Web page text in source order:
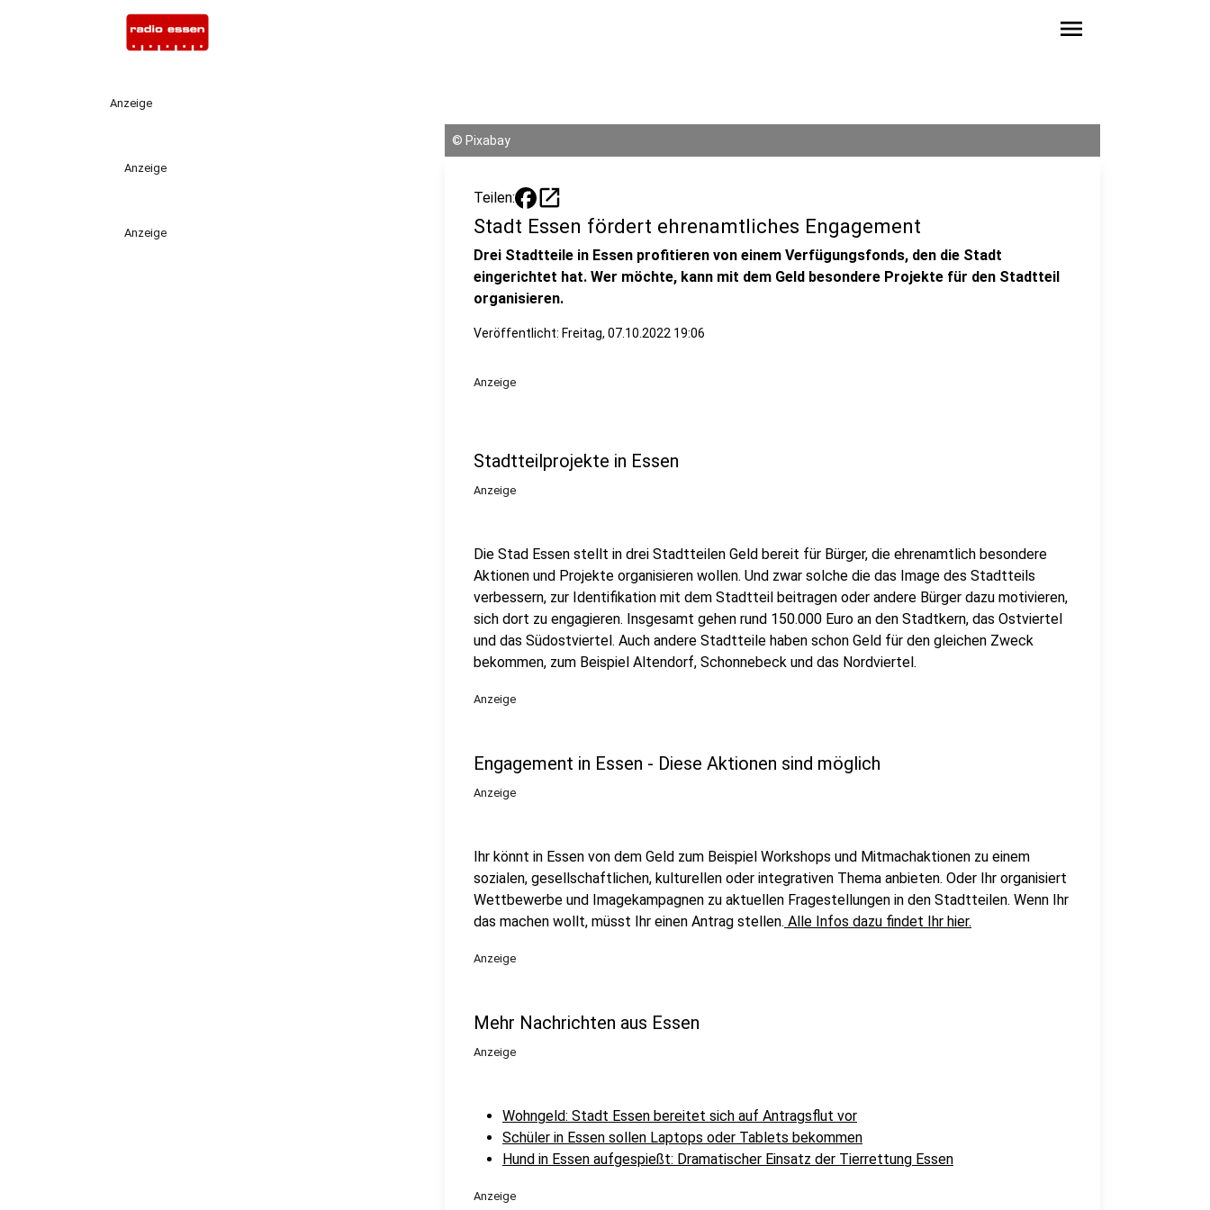
menu
Anzeige
Anzeige
Anzeige
© Pixabay
Teilen: open_in_new
Stadt Essen fördert ehrenamtliches Engagement
Drei Stadtteile in Essen profitieren von einem Verfügungsfonds, den die Stadt
eingerichtet hat. Wer möchte, kann mit dem Geld besondere Projekte für den Stadtteil
organisieren.
Veröffentlicht: Freitag, 07.10.2022 19:06
Anzeige
Stadtteilprojekte in Essen
Anzeige
Die Stad Essen stellt in drei Stadtteilen Geld bereit für Bürger, die ehrenamtlich besondere
Aktionen und Projekte organisieren wollen. Und zwar solche die das Image des Stadtteils
verbessern, zur Identifikation mit dem Stadtteil beitragen oder andere Bürger dazu motivieren,
sich dort zu engagieren. Insgesamt gehen rund 150.000 Euro an den Stadtkern, das Ostviertel
und das Südostviertel. Auch andere Stadtteile haben schon Geld für den gleichen Zweck
bekommen, zum Beispiel Altendorf, Schonnebeck und das Nordviertel.
Anzeige
Engagement in Essen - Diese Aktionen sind möglich
Anzeige
Ihr könnt in Essen von dem Geld zum Beispiel Workshops und Mitmachaktionen zu einem
sozialen, gesellschaftlichen, kulturellen oder integrativen Thema anbieten. Oder Ihr organisiert
Wettbewerbe und Imagekampagnen zu aktuellen Fragestellungen in den Stadtteilen. Wenn Ihr
das machen wollt, müsst Ihr einen Antrag stellen. Alle Infos dazu findet Ihr hier.
Anzeige
Mehr Nachrichten aus Essen
Anzeige
Wohngeld: Stadt Essen bereitet sich auf Antragsflut vor
Schüler in Essen sollen Laptops oder Tablets bekommen
Hund in Essen aufgespießt: Dramatischer Einsatz der Tierrettung Essen
Anzeige